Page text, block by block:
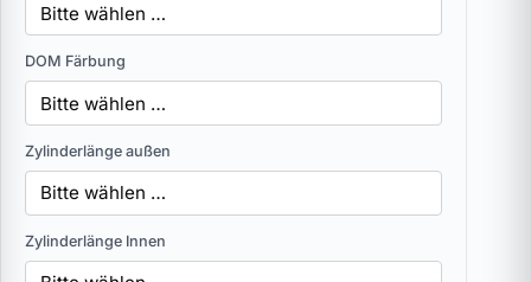
DOM Färbung
Zylinderlänge außen
Zylinderlänge Innen